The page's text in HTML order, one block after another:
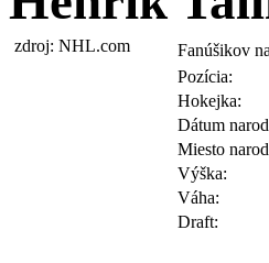
zdroj: NHL.com
Fanúšikov
Pozícia:
Hokejka:
Dátum
Miesto
Výška:
Váha:
Draft: